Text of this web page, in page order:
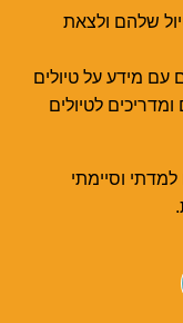
שלהם ולצאת
עם מידע על טיולים
לטיולים
וסיימתי